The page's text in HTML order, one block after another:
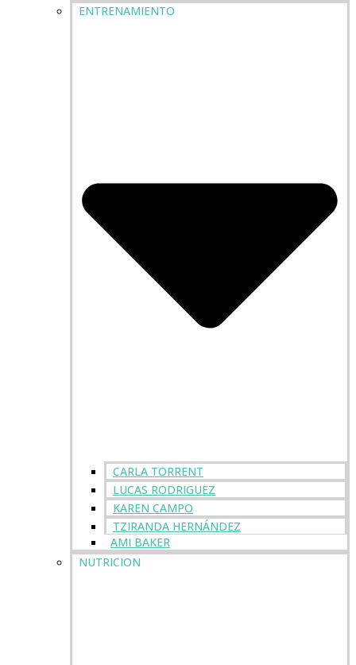
ENTRENAMIENTO
CARLA TORRENT
LUCAS RODRIGUEZ
KAREN CAMPO
TZIRANDA HERNÁNDEZ
AMI BAKER
NUTRICION